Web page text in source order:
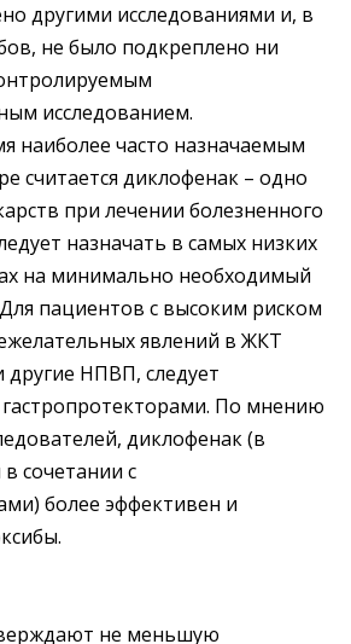
другими исследованиями и, в
не было подкреплено ни
исследованием.
наиболее часто назначаемым
считается диклофенак – одно
при лечении болезненного
назначать в самых низких
на минимально необходимый
пациентов с высоким риском
явлений в ЖКТ
другие НПВП, следует
По мнению
диклофенак (в
сочетании с
более эффективен и
не меньшую